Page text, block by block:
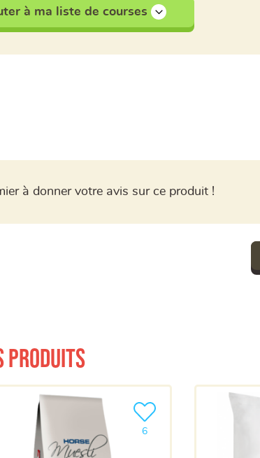
à ma liste de courses
à donner votre avis sur ce produit !
produits
ma liste
6
Ajouter le produit à ma liste